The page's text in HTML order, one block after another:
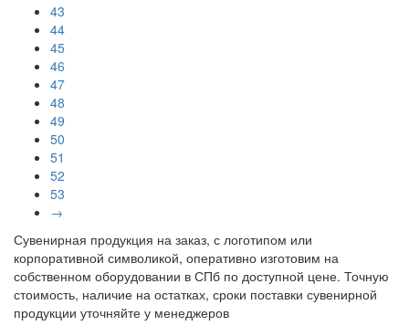
43
44
45
46
47
48
49
50
51
52
53
→
Сувенирная продукция на заказ, с логотипом или
корпоративной символикой, оперативно изготовим на
собственном оборудовании в СПб по доступной цене. Точную
стоимость, наличие на остатках, сроки поставки сувенирной
продукции уточняйте у менеджеров